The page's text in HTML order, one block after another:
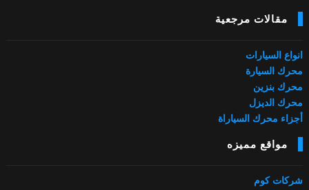
مقالات مرجعية
انواع السيارات
محرك السيارة
محرك بنزين
محرك الديزل
أجزاء محرك السياراة
مواقع مميزه
شركات كوم